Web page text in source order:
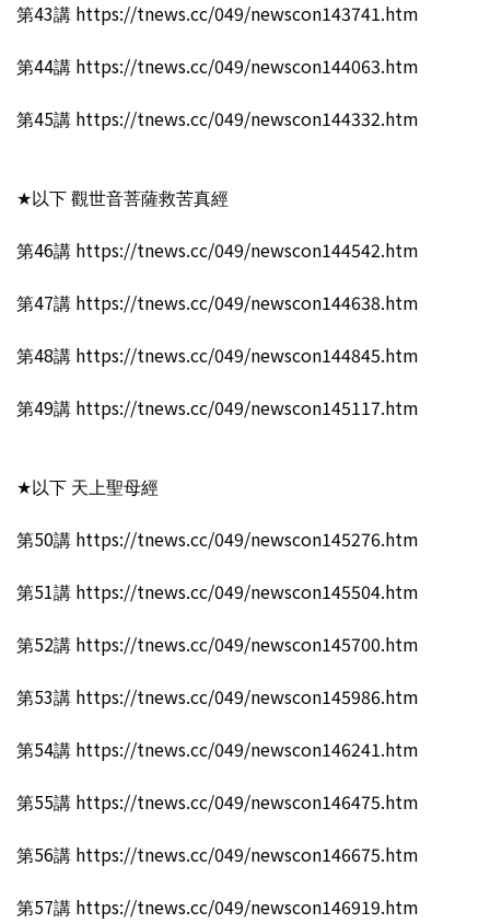
第43講 https://tnews.cc/049/newscon143741.htm
第44講 https://tnews.cc/049/newscon144063.htm
第45講 https://tnews.cc/049/newscon144332.htm
★以下 觀世音菩薩救苦真經
第46講 https://tnews.cc/049/newscon144542.htm
第47講 https://tnews.cc/049/newscon144638.htm
第48講 https://tnews.cc/049/newscon144845.htm
第49講 https://tnews.cc/049/newscon145117.htm
★以下 天上聖母經
第50講 https://tnews.cc/049/newscon145276.htm
第51講 https://tnews.cc/049/newscon145504.htm
第52講 https://tnews.cc/049/newscon145700.htm
第53講 https://tnews.cc/049/newscon145986.htm
第54講 https://tnews.cc/049/newscon146241.htm
第55講 https://tnews.cc/049/newscon146475.htm
第56講 https://tnews.cc/049/newscon146675.htm
第57講 https://tnews.cc/049/newscon146919.htm